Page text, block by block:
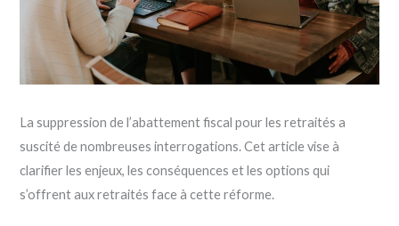
La suppression de l’abattement fiscal pour les retraités a
suscité de nombreuses interrogations. Cet article vise à
clarifier les enjeux, les conséquences et les options qui
s’offrent aux retraités face à cette réforme.